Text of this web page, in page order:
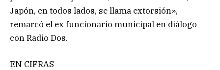
Japón, en todos lados, se llama extorsión»,
remarcó el ex funcionario municipal en diálogo
con Radio Dos.
EN CIFRAS